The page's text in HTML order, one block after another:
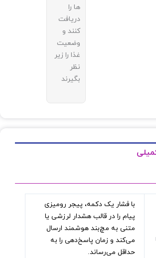
ها را
دریافت
کنند و
وضعیت
غذا را زیر
نظر
بگیرند
با فشار یک دکمه، پیجر رومیزی
پیام را در قالب هشدار لرزشی یا
متنی به مچ‌بند هوشمند ارسال
می‌کند و زمان پاسخ‌دهی را به
حداقل می‌رساند.